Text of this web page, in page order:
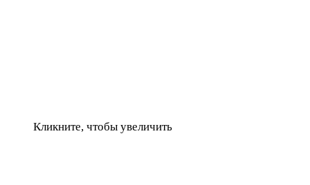
Кликните, чтобы увеличить